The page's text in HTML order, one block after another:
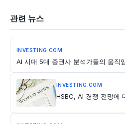
관련 뉴스
INVESTING.COM
AI 시대 5대 증권사 분석가들의 움직
INVESTING.COM
HSBC, AI 경쟁 전망에